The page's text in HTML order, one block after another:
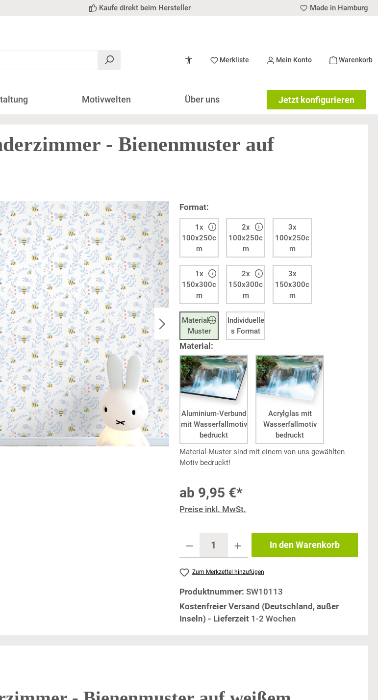
Kaufe direkt beim Hersteller Made in Hamburg
Werkzeugleiste anzeigen
Merkliste Mein Konto Warenkorb
Motivwelten Über uns Jetzt konfigurieren
- Bienenmuster auf
ab 9,95 €*
Preise inkl. MwSt.
Format:
1x
100x250c
m
2x
100x250c
m
3x
100x250c
m
1x
150x300c
m
2x
150x300c
m
3x
150x300c
m
Material---
Muster
Individuelle
s Format
Material:
Aluminium-Verbund
mit Wasserfallmotiv
bedruckt
Acrylglas mit
Wasserfallmotiv
bedruckt
Material-Muster sind mit einem von uns gewählten
Motiv bedruckt!
In den Warenkorb
Zum Merkzettel hinzufügen
Produktnummer:SW10113
Kostenfreier Versand (Deutschland, außer
Inseln) - Lieferzeit 1-2 Wochen